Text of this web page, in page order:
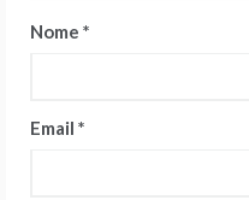
Nome *
Email *